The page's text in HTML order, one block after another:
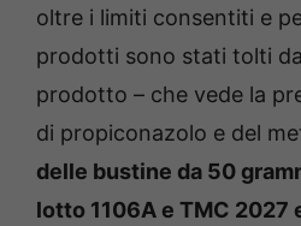
oltre i limiti consentiti e
prodotti sono stati tolti
prodotto – che vede la
di propiconazolo e del
delle bustine da 50
lotto 1106A e TMC 2027